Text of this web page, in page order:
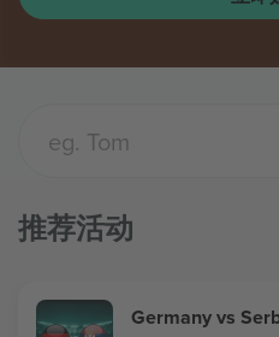
推荐活动
Germany vs